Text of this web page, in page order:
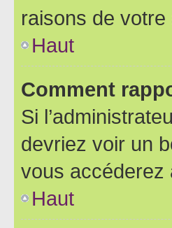
raisons de
Haut
Comment
Si
devriez voir un
vous accéderez
Haut